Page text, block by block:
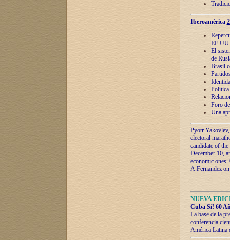
Iberoamérica
EE.UU.
El
de
Brasil
Política
Foro
Una
Pyotr
electoral
candidate of
December 10,
economic
A.Fernandez
NUEVA
Cuba Sí! 60
La base de la
conferencia
América Latina